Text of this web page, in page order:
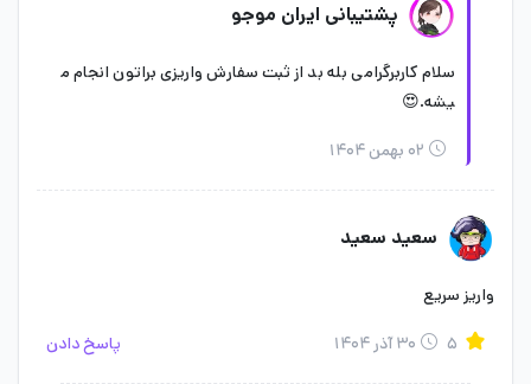
پشتیبانی ایران موجو
سلام کاربرگرامی بله بد از ثبت سفارش واریزی براتون انجام م
یشه.😍
۰۲ بهمن ۱۴۰۴
سعید سعید
واریز سریع
۳۰ آذر ۱۴۰۴ پاسخ دادن